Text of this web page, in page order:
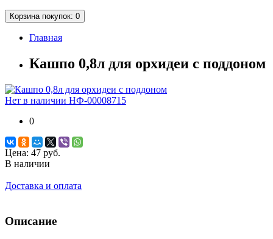
Корзина покупок: 0
Главная
Кашпо 0,8л для орхидеи с поддоном
Нет в наличии НФ-00008715
0
Цена: 47 руб.
В наличии
Доставка и оплата
Описание